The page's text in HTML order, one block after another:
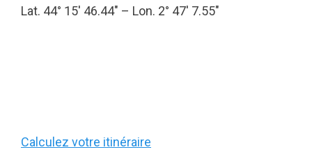
Lat. 44° 15′ 46.44″ – Lon. 2° 47′ 7.55″
Calculez votre itinéraire